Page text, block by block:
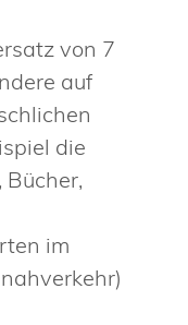
von 7
auf
die
im